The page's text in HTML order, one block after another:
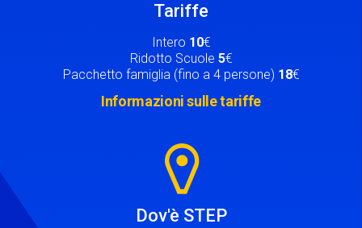
Tariffe
Intero 10€
Ridotto Scuole 5€
Pacchetto famiglia (fino a 4 persone) 18€
Informazioni sulle tariffe
Dov'è STEP